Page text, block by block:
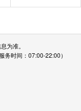
为准。
务时间：07:00-22:00）